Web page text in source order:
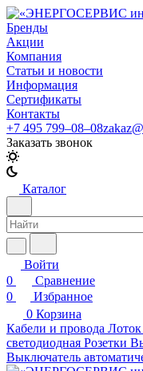
Бренды
Акции
Компания
Статьи и новости
Информация
Сертификаты
Контакты
+7 495 799–08–08
Заказать звонок
Каталог
Войти
0
Сравнение
0
Избранное
0 Корзина
Кабели и провода
светодиодная Розетки
Выключатель